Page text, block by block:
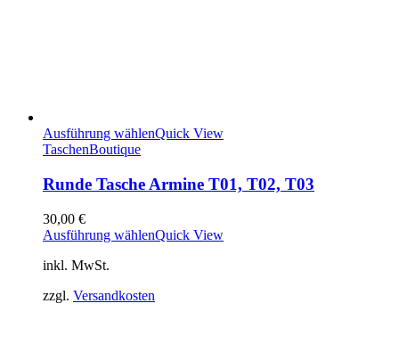
Ausführung wählenQuick View
TaschenBoutique
Runde Tasche Armine T01, T02, T03
30,00 €
Ausführung wählenQuick View
inkl. MwSt.
zzgl. Versandkosten